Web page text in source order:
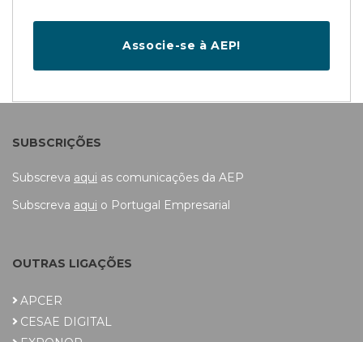
Associe-se à AEP!
SUBSCRIÇÕES
Subscreva aqui as comunicações da AEP
Subscreva aqui o Portugal Empresarial
OUTRAS LIGAÇÕES
APCER
CESAE DIGITAL